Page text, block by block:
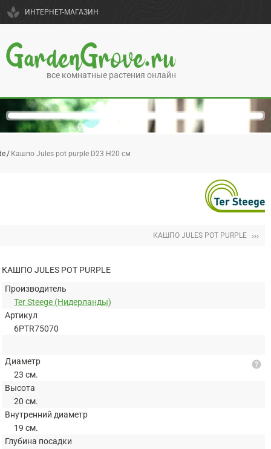
spa ИНТЕРНЕТ-МАГАЗИН
GardenGrove.ru
все комнатные растения онлайн
Кашпо Jules pot purple D23 H20 см
КАШПО JULES POT PURPLE ›››
КАШПО JULES POT PURPLE
Производитель
Ter Steege (Нидерланды)
Артикул
6PTR75070
Диаметр
23 см.
Высота
20 см.
Внутренний диаметр
19 см.
Глубина посадки
help